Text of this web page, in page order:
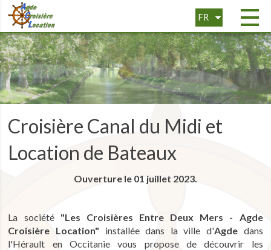
FR
EN
Croisière Canal du Midi et
Location de Bateaux
Ouverture le 01 juillet 2023.
La société "Les Croisières Entre Deux Mers - Agde
Croisière Location" installée dans la ville d'Agdedans
l'Hérault en Occitanie vous propose de découvrir les